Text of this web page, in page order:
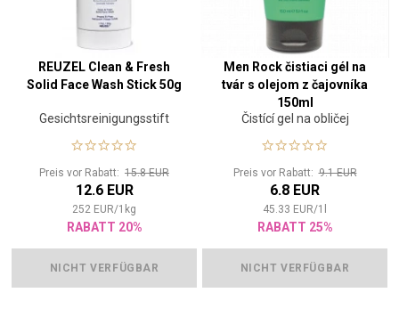
REUZEL Clean & Fresh
Solid Face Wash Stick 50g
Gesichtsreinigungsstift
Preis vor Rabatt: 15.8 EUR
12.6 EUR
252 EUR/1 kg
RABATT 20%
NICHT VERFÜGBAR
Men Rock čistiaci gél na
tvár s olejom z čajovníka
150ml
Čistící gel na obličej
Preis vor Rabatt:9.1 EUR
6.8 EUR
45.33 EUR/1
RABATT 25%
NICHT VERFÜGBAR